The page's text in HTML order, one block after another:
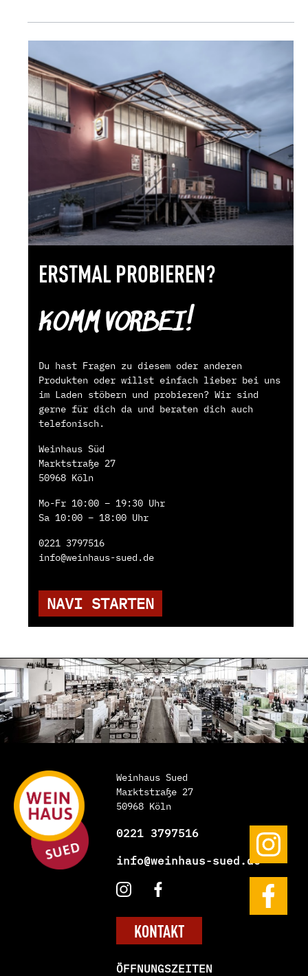
ERSTMAL PROBIEREN?
KOMM VORBEI!
Du hast Fragen zu diesem oder anderen
Produkten oder willst einfach lieber bei uns
im Laden stöbern und probieren? Wir sind
gerne für dich da und beraten dich auch
telefonisch.
Weinhaus Süd
Marktstraße 27
50968 Köln
Mo-Fr 10:00 – 19:30 Uhr
Sa 10:00 – 18:00 Uhr
0221 3797516
info@weinhaus-sued.de
NAVI STARTEN
Weinhaus Sued
Marktstraße 27
50968 Köln
0221 3797516
info@weinhaus-sued.de
KONTAKT
ÖFFNUNGSZEITEN